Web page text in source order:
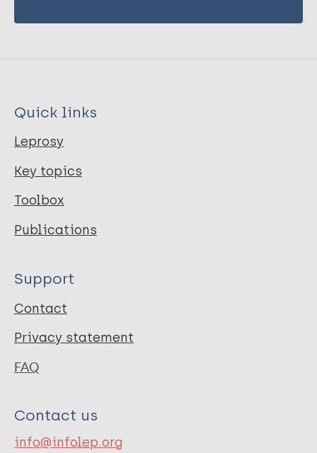
Quick links
Leprosy
Key topics
Toolbox
Publications
Support
Contact
Privacy statement
FAQ
Contact us
info@infolep.org